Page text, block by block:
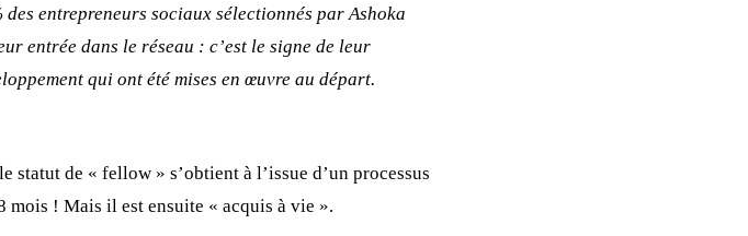
entrepreneurs sociaux sélectionnés par Ashoka
entrée dans le réseau : c’est le signe de leur
qui ont été mises en œuvre au départ.
statut de « fellow » s’obtient à l’issue d’un processus
mois ! Mais il est ensuite « acquis à vie ».